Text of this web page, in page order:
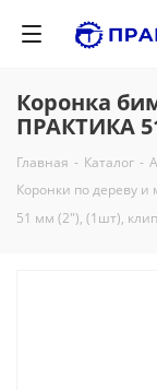
Коронка
ПРАКТИКА
Главная - Каталог -
Коронки по дереву и
51 мм (2"), (1шт),